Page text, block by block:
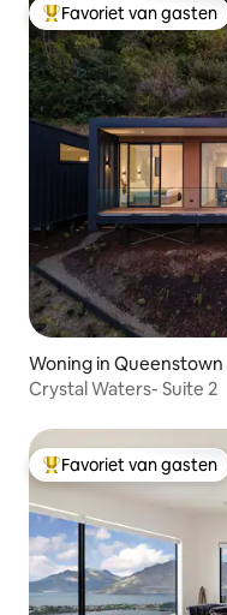
Topfavoriet van gasten
Favoriet van gasten
Woning in Queenstown
Crystal Waters- Suite 2
Topfavoriet van gasten
Favoriet van gasten